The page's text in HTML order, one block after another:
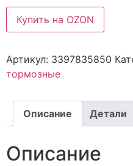
Купить на OZON
Артикул: 3397835850
тормозные
Описание Детали
Описание